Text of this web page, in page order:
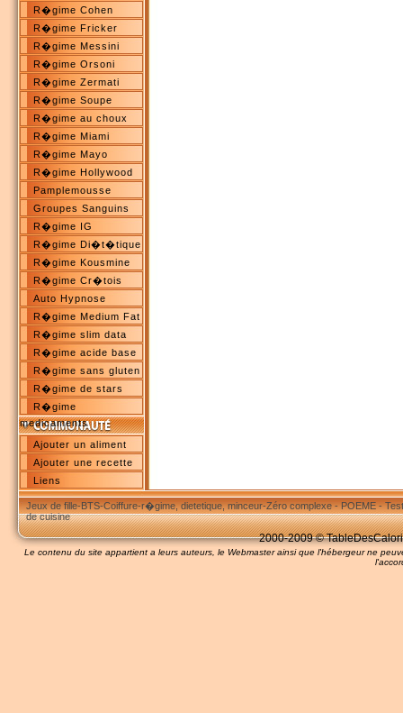
R�gime Cohen
R�gime Fricker
R�gime Messini
R�gime Orsoni
R�gime Zermati
R�gime Soupe
R�gime au choux
R�gime Miami
R�gime Mayo
R�gime Hollywood
Pamplemousse
Groupes Sanguins
R�gime IG
R�gime Di�t�tique
R�gime Kousmine
R�gime Cr�tois
Auto Hypnose
R�gime Medium Fat
R�gime slim data
R�gime acide base
R�gime sans gluten
R�gime de stars
R�gime
medicaments
Ajouter un aliment
Ajouter une recette
Liens
Jeux de fille-BTS-Coiffure-r�gime, dietetique, minceur-Zéro complexe-POEME-
de cuisine
2000-2009 ©
Le contenu du site appartient a leurs auteurs, le Webmaster ainsi que l'hébergeur ne